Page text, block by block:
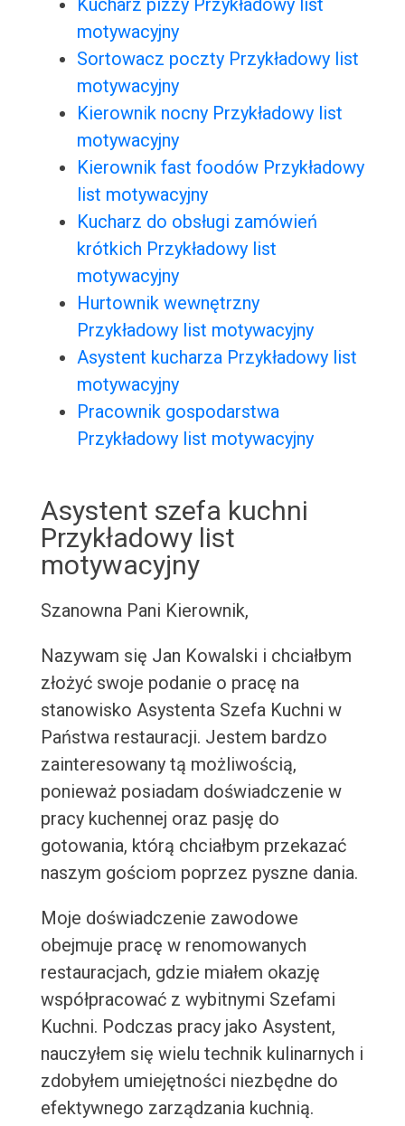
Kucharz pizzy Przykładowy list
motywacyjny
Sortowacz poczty Przykładowy list
motywacyjny
Kierownik nocny Przykładowy list
motywacyjny
Kierownik fast foodów Przykładowy
list motywacyjny
Kucharz do obsługi zamówień
krótkich Przykładowy list
motywacyjny
Hurtownik wewnętrzny
Przykładowy list motywacyjny
Asystent kucharza Przykładowy list
motywacyjny
Pracownik gospodarstwa
Przykładowy list motywacyjny
Asystent szefa kuchni
Przykładowy list
motywacyjny
Szanowna Pani Kierownik,
Nazywam się Jan Kowalski i chciałbym
złożyć swoje podanie o pracę na
stanowisko Asystenta Szefa Kuchni w
Państwa restauracji. Jestem bardzo
zainteresowany tą możliwością,
ponieważ posiadam doświadczenie w
pracy kuchennej oraz pasję do
gotowania, którą chciałbym przekazać
naszym gościom poprzez pyszne dania.
Moje doświadczenie zawodowe
obejmuje pracę w renomowanych
restauracjach, gdzie miałem okazję
współpracować z wybitnymi Szefami
Kuchni. Podczas pracy jako Asystent,
nauczyłem się wielu technik kulinarnych i
zdobyłem umiejętności niezbędne do
efektywnego zarządzania kuchnią.